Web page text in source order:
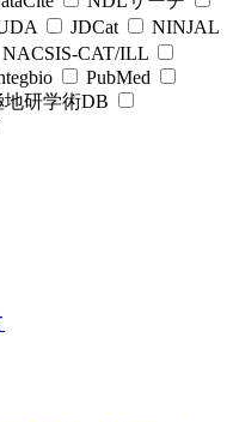
JDCat
NINJAL
NACSIS-CAT/ILL
PubMed
地研学術DB